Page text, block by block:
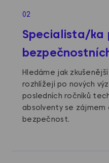
02
Specialista/ka
Hledáme jak
rozhlížejí po nových
posledních ročníků
absolventy se zájmem
bezpečnost.